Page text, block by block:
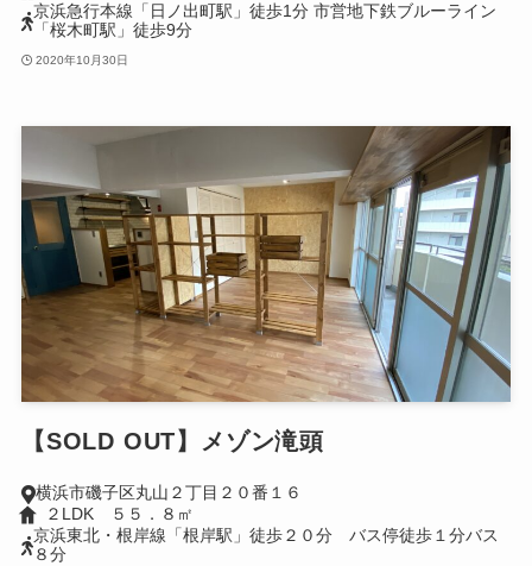
京浜急行本線「日ノ出町駅」徒歩1分 市営地下鉄ブルーライン
「桜木町駅」徒歩9分
2020年10月30日
【SOLD OUT】メゾン滝頭
横浜市磯子区丸山２丁目２０番１６
２LDK ５５．８㎡
京浜東北・根岸線「根岸駅」徒歩２０分 バス停徒歩１分バス
８分